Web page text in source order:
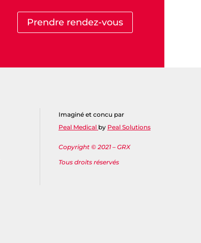
Prendre rendez-vous
Imaginé et concu par
Peal Medical by Peal Solutions
Copyright © 2021 – GRX
Tous droits réservés